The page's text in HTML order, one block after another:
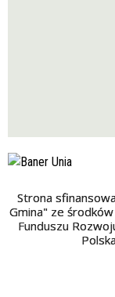
Strona
Gmina" ze
Funduszu